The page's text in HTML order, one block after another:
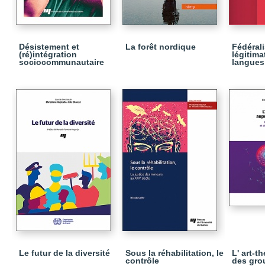
Désistement et
(ré)intégration
sociocommunautaire
La forêt nordique
Le futur de la diversité
Sous la réhabilitation, le
contrôle
L' art-
des